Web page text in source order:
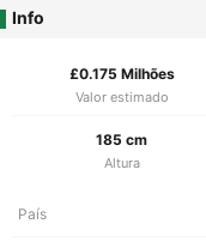
Info
£0.175 Milhões
Valor estimado
185 cm
Altura
País